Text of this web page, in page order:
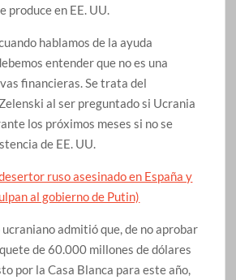
produce en EE. UU.
hablamos de la ayuda
entender que no es una
financieras. Se trata del
al ser preguntado si Ucrania
los próximos meses si no se
de EE. UU.
ruso asesinado en España y
al gobierno de Putin)
admitió que, de no aprobar
de 60.000 millones de dólares
por la Casa Blanca para este año,